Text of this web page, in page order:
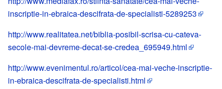
inscriptie-in-ebraica-descifrata-de-specialisti-5289253
http://www.realitatea.net/biblia-posibil-scrisa-cu-cateva-
secole-mai-devreme-decat-se-credea_695949.html
http://www.evenimentul.ro/articol/cea-mai-veche-inscriptie-
in-ebraica-descifrata-de-specialisti.html